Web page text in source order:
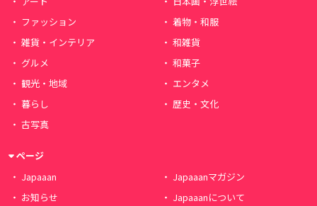
ファッション
着物・和服
雑貨・インテリア
和雑貨
グルメ
和菓子
観光・地域
エンタメ
暮らし
歴史・文化
古写真
ページ
Japaaan
Japaaanマガジン
お知らせ
Japaaanについて